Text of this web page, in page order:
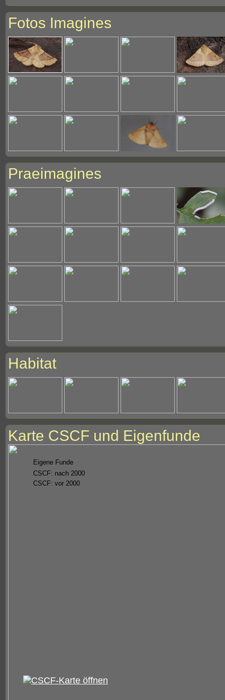
Fotos Imagines
Praeimagines
Habitat
Karte CSCF und Eigenfunde
Eigene Funde
CSCF: nach 2000
CSCF: vor 2000